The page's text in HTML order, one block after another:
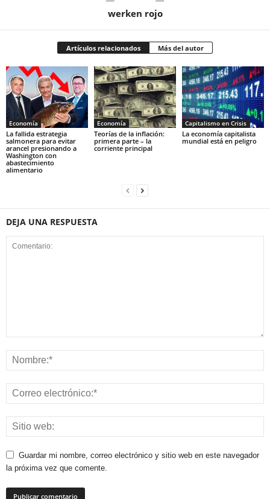
werken rojo
Artículos relacionados Más del autor
Economía
La fallida estrategia
salmonera para evitar
arancel presionando a
Washington con
abastecimiento
alimentario
Economía
Teorías de la inflación:
primera parte – la
corriente principal
Capitalismo en Crisis
La economía capitalista
mundial está en peligro
DEJA UNA RESPUESTA
Guardar mi nombre, correo electrónico y sitio web en este navegador
la próxima vez que comente.